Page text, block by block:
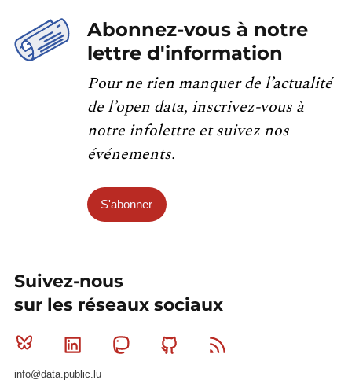
Abonnez-vous à notre
lettre d'information
Pour ne rien manquer de l’actualité
de l’open data, inscrivez-vous à
notre infolettre et suivez nos
événements.
S'abonner
Suivez-nous
sur les réseaux sociaux
Bluesky Linkedin MastodonGithub
info@data.public.lu